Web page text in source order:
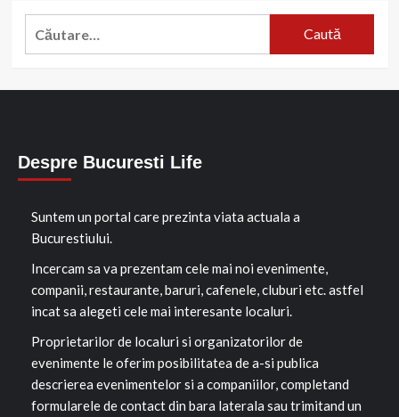
Despre Bucuresti Life
Suntem un portal care prezinta viata actuala a
Bucurestiului.
Incercam sa va prezentam cele mai noi evenimente,
companii, restaurante, baruri, cafenele, cluburi etc. astfel
incat sa alegeti cele mai interesante localuri.
Proprietarilor de localuri si organizatorilor de
evenimente le oferim posibilitatea de a-si publica
descrierea evenimentelor si a companiilor, completand
formularele de contact din bara laterala sau trimitand un